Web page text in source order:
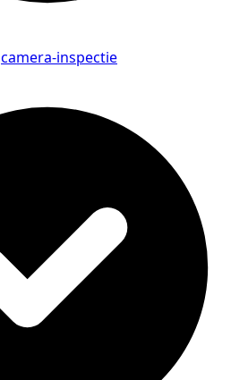
camera-inspectie